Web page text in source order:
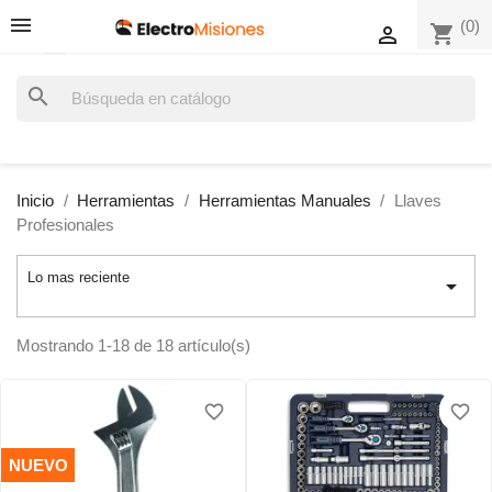
shopping_cart (0)

search
Inicio Herramientas Herramientas Manuales
Llaves
Profesionales
Lo mas reciente 
Mostrando 1-18 de 18 artículo(s)
NUEVO
favorite_border
favorite_border favorite_border
favorite_border